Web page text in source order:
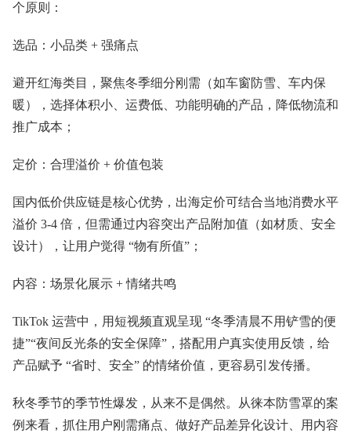
个原则：
选品：小品类 + 强痛点
避开红海类目，聚焦冬季细分刚需（如车窗防雪、车内保
暖），选择体积小、运费低、功能明确的产品，降低物流和
推广成本；
定价：合理溢价 + 价值包装
国内低价供应链是核心优势，出海定价可结合当地消费水平
溢价 3-4 倍，但需通过内容突出产品附加值（如材质、安全
设计），让用户觉得 “物有所值”；
内容：场景化展示 + 情绪共鸣
TikTok 运营中，用短视频直观呈现 “冬季清晨不用铲雪的便
捷”“夜间反光条的安全保障”，搭配用户真实使用反馈，给
产品赋予 “省时、安全” 的情绪价值，更容易引发传播。
秋冬季节的季节性爆发，从来不是偶然。从徕本防雪罩的案
例来看，抓住用户刚需痛点、做好产品差异化设计、用内容